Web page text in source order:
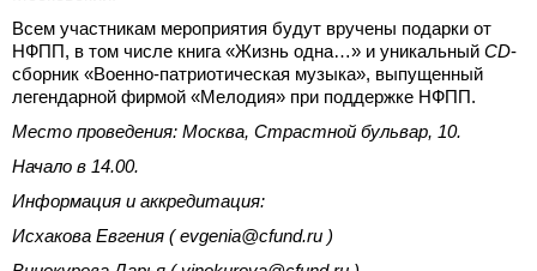
Всем участникам мероприятия будут вручены подарки от
НФПП, в том числе книга «Жизнь одна…» и уникальный CD-
сборник «Военно-патриотическая музыка», выпущенный
легендарной фирмой «Мелодия» при поддержке НФПП.
Место проведения: Москва, Страстной бульвар, 10.
Начало в 14.00.
Информация и аккредитация:
Исхакова Евгения (evgenia@cfund.ru )